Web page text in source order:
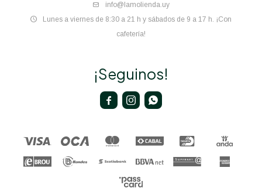
info@lamolienda.uy
Lunes a viernes de 8:30 a 21 h y sábados de 9 a 17 h. ¡Con
cafetería!
¡Seguinos!
  